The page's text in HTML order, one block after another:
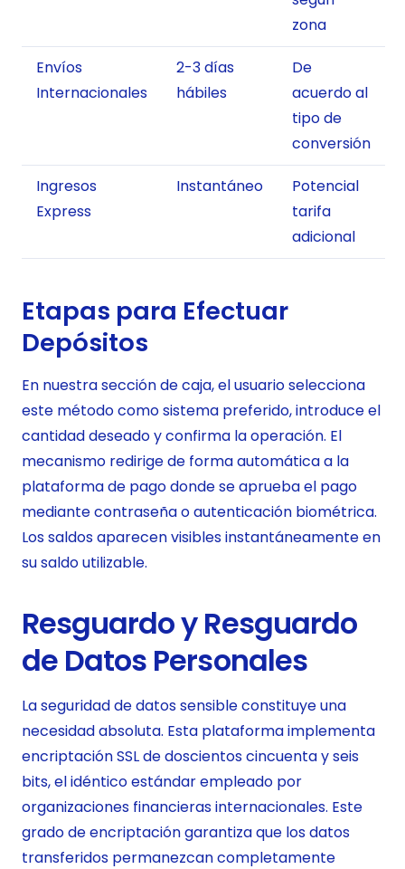
zona
Envíos
Internacionales
2-3 días
hábiles
De
acuerdo al
tipo de
conversión
Ingresos
Express
Instantáneo
Potencial
tarifa
adicional
Etapas para Efectuar
Depósitos
En nuestra sección de caja, el usuario selecciona
este método como sistema preferido, introduce el
cantidad deseado y confirma la operación. El
mecanismo redirige de forma automática a la
plataforma de pago donde se aprueba el pago
mediante contraseña o autenticación biométrica.
Los saldos aparecen visibles instantáneamente en
su saldo utilizable.
Resguardo y Resguardo
de Datos Personales
La seguridad de datos sensible constituye una
necesidad absoluta. Esta plataforma implementa
encriptación SSL de doscientos cincuenta y seis
bits, el idéntico estándar empleado por
organizaciones financieras internacionales. Este
grado de encriptación garantiza que los datos
transferidos permanezcan completamente